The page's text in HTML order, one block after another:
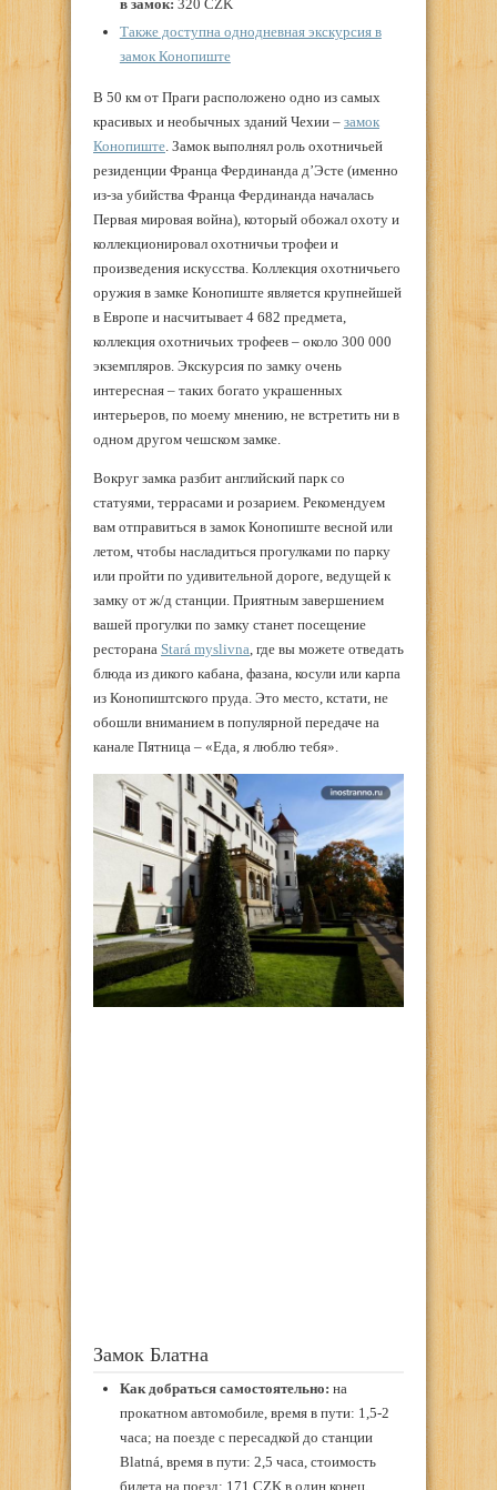
в замок: 320 CZK
Также доступна однодневная экскурсия в
замок Конопиште
В 50 км от Праги расположено одно из самых
красивых и необычных зданий Чехии – замок
Конопиште. Замок выполнял роль охотничьей
резиденции Франца Фердинанда д’Эсте (именно
из-за убийства Франца Фердинанда началась
Первая мировая война), который обожал охоту и
коллекционировал охотничьи трофеи и
произведения искусства. Коллекция охотничьего
оружия в замке Конопиште является крупнейшей
в Европе и насчитывает 4 682 предмета,
коллекция охотничьих трофеев – около 300 000
экземпляров. Экскурсия по замку очень
интересная – таких богато украшенных
интерьеров, по моему мнению, не встретить ни в
одном другом чешском замке.
Вокруг замка разбит английский парк со
статуями, террасами и розарием. Рекомендуем
вам отправиться в замок Конопиште весной или
летом, чтобы насладиться прогулками по парку
или пройти по удивительной дороге, ведущей к
замку от ж/д станции. Приятным завершением
вашей прогулки по замку станет посещение
ресторана Stará myslivna, где вы можете отведать
блюда из дикого кабана, фазана, косули или карпа
из Конопиштского пруда. Это место, кстати, не
обошли вниманием в популярной передаче на
канале Пятница – «Еда, я люблю тебя».
Замок Блатна
Как добраться самостоятельно: на
прокатном автомобиле, время в пути: 1,5-2
часа; на поезде с пересадкой до станции
Blatná, время в пути: 2,5 часа, стоимость
билета на поезд: 171 CZK в один конец.